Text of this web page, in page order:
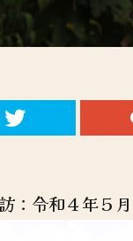
：令和４年５